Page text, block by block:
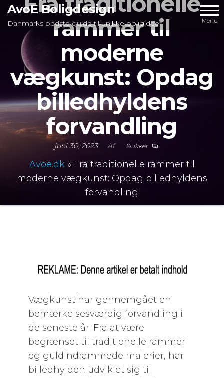
Videre
indhold
AvoE Boligdesign
Danmarks bedste guide til unikke boligideer Menu
rammer til
moderne
vægkunst: Opdag
billedhyldens
forvandling
juni 30, 2023 Af Slukket
Avoe.dk» Fra traditionelle rammer til
moderne vægkunst: Opdag billedhyldens
forvandling
Vægkunst har gennemgået en
bemærkelsesværdig forvandling i
de seneste år. Fra at være
begrænset til traditionelle rammer
og guldindrammede malerier, har
billedhylden udviklet sig til